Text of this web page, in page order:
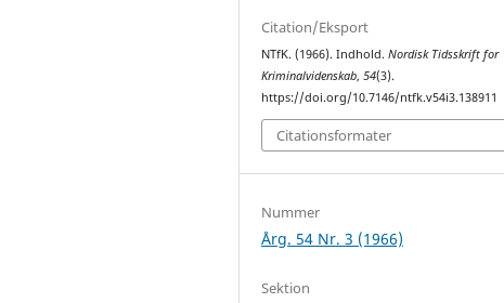
Citation/Eksport
NTfK. (1966). Indhold.Nordisk Tidsskrift for
Kriminalvidenskab,54(3).
https://doi.org/10.7146/ntfk.v54i3.138911
Citationsformater
Nummer
Årg. 54 Nr. 3 (1966)
Sektion